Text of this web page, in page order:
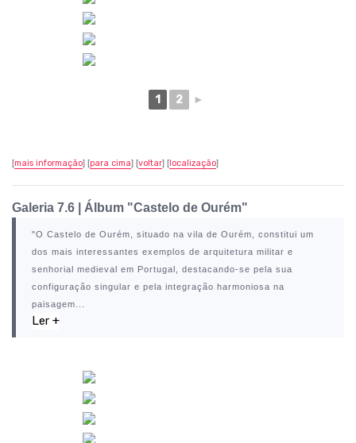
1 2 ►
[mais informação] [para cima] [voltar] [localização]
Galeria 7.6 Álbum "Castelo de Ourém"
"O Castelo de Ourém , situado na vila de Ourém , constitui um
dos mais interessantes exemplos de arquitetura militar e
senhorial medieval em Portugal, destacando-se pela sua
configuração singular e pela integração harmoniosa na
paisagem...
Ler +